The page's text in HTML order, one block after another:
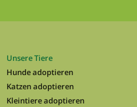
Unsere Tiere
Hunde adoptieren
Katzen adoptieren
Kleintiere adoptieren